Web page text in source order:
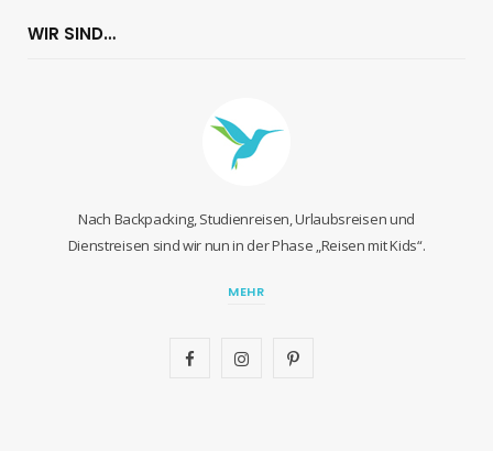
WIR SIND…
Nach Backpacking, Studienreisen, Urlaubsreisen und
Dienstreisen sind wir nun in der Phase „Reisen mit Kids“.
MEHR
F
I
P